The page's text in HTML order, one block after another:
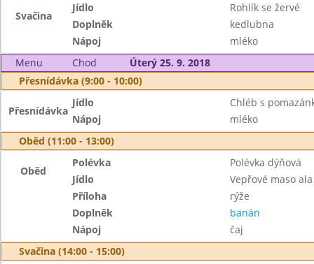
Svačina
Jídlo
Rohlík se žervé
Doplněk
kedlubna
Nápoj
mléko
Menu
Chod
Úterý 25. 9. 2018
Přesnídávka (9:00 - 10:00)
Přesnídávka
Jídlo
Chléb s
Nápoj
mléko
Oběd (11:00 - 13:00)
Oběd
Polévka
Polévka dýňová
Jídlo
Vepřové maso
Příloha
rýže
Doplněk
banán
Nápoj
čaj
Svačina (14:00 - 15:00)